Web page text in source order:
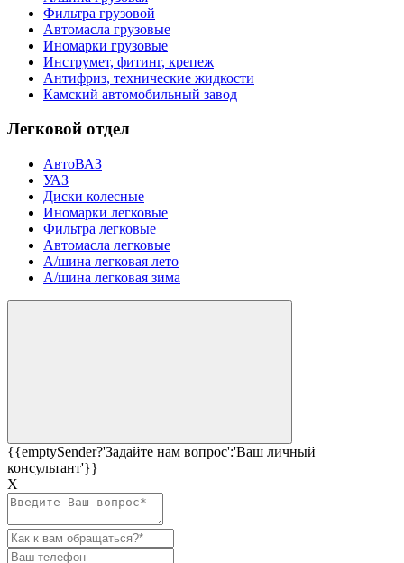
Фильтра грузовой
Автомасла грузовые
Иномарки грузовые
Инструмет, фитинг, крепеж
Антифриз, технические жидкости
Камский автомобильный завод
Легковой отдел
АвтоВАЗ
УАЗ
Диски колесные
Иномарки легковые
Фильтра легковые
Автомасла легковые
А/шина легковая лето
А/шина легковая зима
{{emptySender?'Задайте нам вопрос':'Ваш личный
консультант'}}
Х